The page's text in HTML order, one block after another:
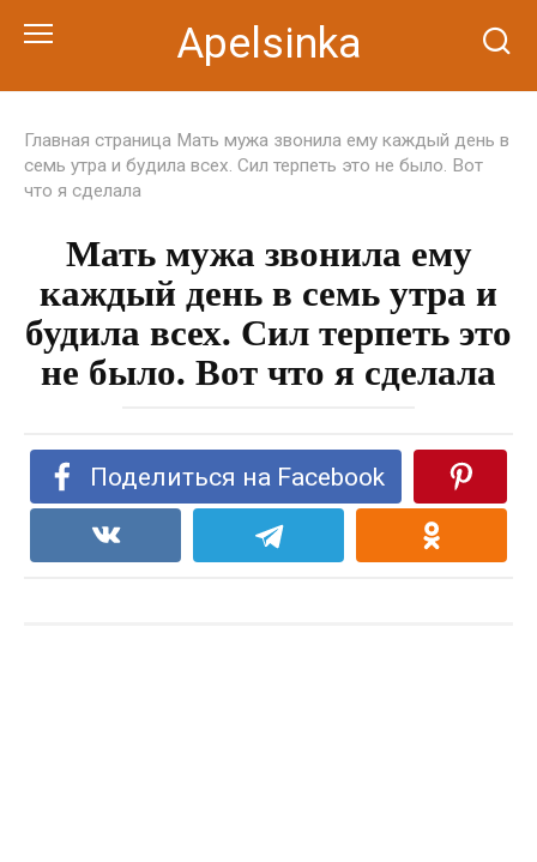
Apelsinka
Главная страница Мать мужа звонила ему каждый день в
семь утра и будила всех. Сил терпеть это не было. Вот
что я сделала
Мать мужа звонила ему
каждый день в семь утра и
будила всех. Сил терпеть это
не было. Вот что я сделала
Поделиться на Facebook